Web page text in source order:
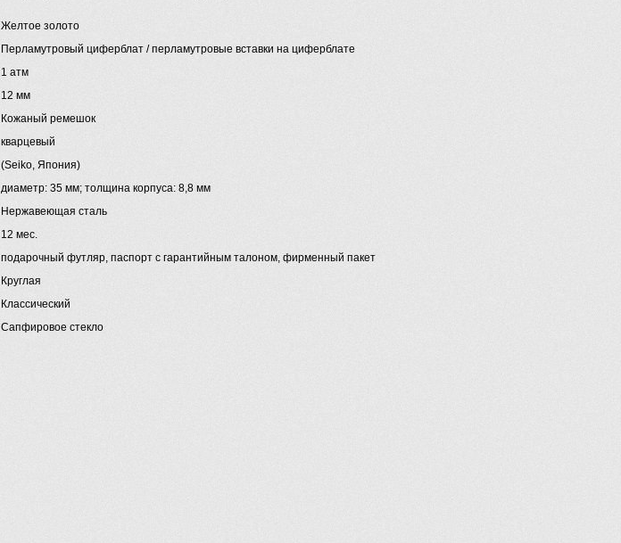
Желтое золото
Перламутровый циферблат / перламутровые вставки на циферблате
1 атм
12 мм
Кожаный ремешок
кварцевый
(Seiko, Япония)
диаметр: 35 мм; толщина корпуса: 8,8 мм
Нержавеющая сталь
12 мес.
подарочный футляр, паспорт с гарантийным талоном, фирменный пакет
Круглая
Классический
Сапфировое стекло